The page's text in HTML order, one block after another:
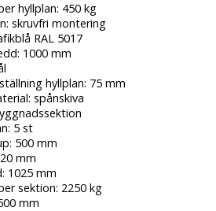
hyllplan: 450 kg
skruvfri montering
RAL 5017
1000 mm
hyllplan: 75 mm
spånskiva
5 st
500 mm
mm
1025 mm
sektion: 2250 kg
mm